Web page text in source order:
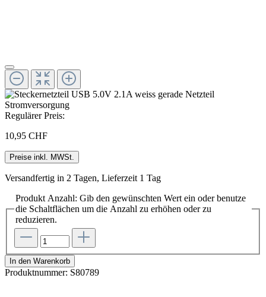
Regulärer Preis:
10,95 CHF
Preise inkl. MWSt.
Versandfertig in 2 Tagen, Lieferzeit 1 Tag
Produkt Anzahl: Gib den gewünschten Wert ein oder benutze
die Schaltflächen um die Anzahl zu erhöhen oder zu
reduzieren.
In den Warenkorb
Produktnummer: S80789